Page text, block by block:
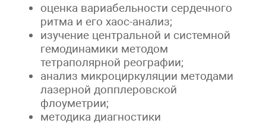
оценка вариабельности сердечного
ритма и его хаос-анализ;
изучение центральной и системной
гемодинамики методом
тетраполярной реографии;
анализ микроциркуляции методами
лазерной допплеровской
флоуметрии;
методика диагностики